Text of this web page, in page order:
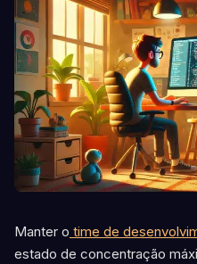
Manter o time de
estado de concentração